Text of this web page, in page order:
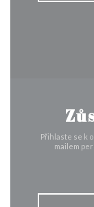
Přihlaste se k
mailem